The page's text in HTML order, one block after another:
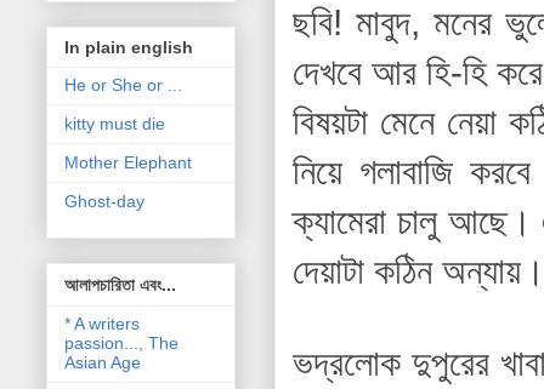
ছবি! মাবুদ, মনের
দেখবে আর হি-হি
বিষয়টা মেনে
নিয়ে গলাবাজি
ক্যামেরা চালু আছে।
দেয়াটা কঠিন
ভদ্রলোক দুপুরের
In plain english
He or She or ...
kitty must die
Mother Elephant
Ghost-day
আলাপচারিতা এবং...
* A writers
passion..., The
Asian Age